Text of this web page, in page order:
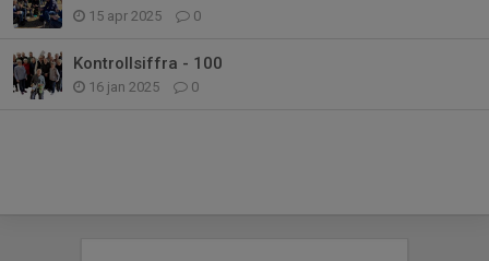
15 apr 2025 0
Kontrollsiffra - 100
16 jan 2025 0